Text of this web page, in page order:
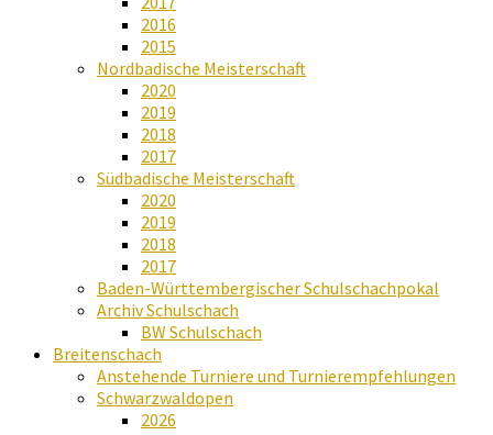
2016
2015
Nordbadische Meisterschaft
2020
2019
2018
2017
Südbadische Meisterschaft
2020
2019
2018
2017
Baden-Württembergischer Schulschachpokal
Archiv Schulschach
BW Schulschach
Breitenschach
Anstehende Turniere und Turnierempfehlungen
Schwarzwaldopen
2026